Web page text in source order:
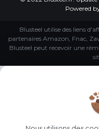
Powered
Blusteel utilise des liens
partenaires Amazon, Fnac,
Blusteel peut recevoir une